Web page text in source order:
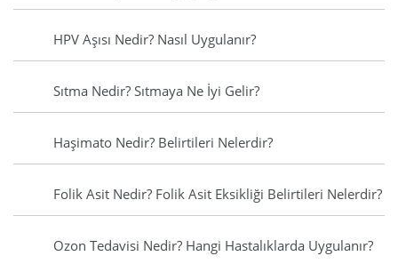
HPV Aşısı Nedir? Nasıl Uygulanır?
Sıtma Nedir? Sıtmaya Ne İyi Gelir?
Haşimato Nedir? Belirtileri Nelerdir?
Folik Asit Nedir? Folik Asit Eksikliği Belirtileri Nelerdir?
Ozon Tedavisi Nedir? Hangi Hastalıklarda Uygulanır?